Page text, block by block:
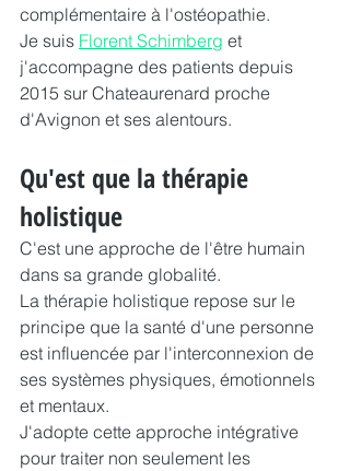
complémentaire à l'ostéopathie.
Je suis Florent Schimberg et
j'accompagne des patients depuis
2015 sur Chateaurenard proche
d'Avignon et ses alentours.
Qu'est que la thérapie
holistique
C'est une approche de l'être humain
dans sa grande globalité.
La thérapie holistique repose sur le
principe que la santé d'une personne
est influencée par l'interconnexion de
ses systèmes physiques, émotionnels
et mentaux.
J'adopte cette approche intégrative
pour traiter non seulement les